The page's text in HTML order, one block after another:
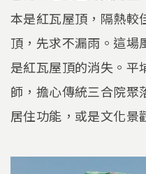
本是紅瓦屋頂，隔熱較
頂，先求不漏雨。這場
是紅瓦屋頂的消失。平
師，擔心傳統三合院聚
居住功能，或是文化景